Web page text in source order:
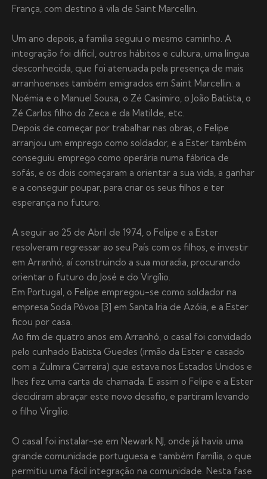
França, com destino à vila de Saint Marcellin.
Um ano depois, a família seguiu o mesmo caminho. A
integração foi difícil, outros hábitos e cultura, uma língua
desconhecida, que foi atenuada pela presença de mais
arranhoenses também emigrados em Saint Marcellin: a
Noémia e o Manuel Sousa, o Zé Casimiro, o João Batista, o
Zé Carlos filho do Zeca e da Matilde, etc.
Depois de começar por trabalhar nas obras, o Felipe
arranjou um emprego como soldador, e a Ester também
conseguiu emprego como operária numa fábrica de
sofás, e os dois começaram a orientar a sua vida, a ganhar
e a conseguir poupar, para criar os seus filhos e ter
esperança no futuro.
A seguir ao 25 de Abril de 1974, o Felipe e a Ester
resolveram regressar ao seu País com os filhos, e investir
em Arranhó, aí construindo a sua moradia, procurando
orientar o futuro do José e do Virgílio.
Em Portugal, o Felipe empregou-se como soldador na
empresa Soda Póvoa [3] em Santa Iria de Azóia, e a Ester
ficou por casa.
Ao fim de quatro anos em Arranhó, o casal foi convidado
pelo cunhado Batista Guedes (irmão da Ester e casado
com a Zulmira Carreira) que estava nos Estados Unidos e
lhes fez uma carta de chamada. E assim o Felipe e a Ester
decidiram abraçar este novo desafio, e partiram levando
o filho Virgílio.
O casal foi instalar-se em Newark NJ, onde já havia uma
grande comunidade portuguesa e também família, o que
permitiu uma fácil integração na comunidade. Nesta fase